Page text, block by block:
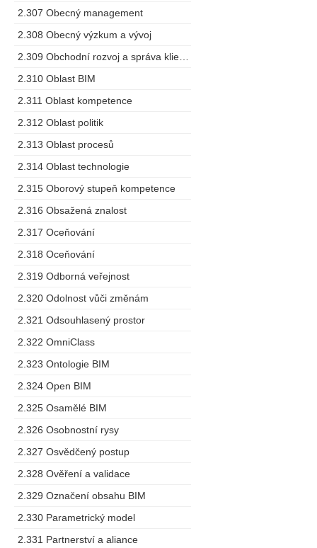
2.307 Obecný management
2.308 Obecný výzkum a vývoj
2.310 Oblast BIM
2.311 Oblast kompetence
2.312 Oblast politik
2.313 Oblast procesů
2.314 Oblast technologie
2.315 Oborový stupeň kompetence
2.316 Obsažená znalost
2.317 Oceňování
2.318 Oceňování
2.319 Odborná veřejnost
2.320 Odolnost vůči změnám
2.321 Odsouhlasený prostor
2.322 OmniClass
2.323 Ontologie BIM
2.324 Open BIM
2.325 Osamělé BIM
2.326 Osobnostní rysy
2.327 Osvědčený postup
2.328 Ověření a validace
2.329 Označení obsahu BIM
2.330 Parametrický model
2.331 Partnerství a aliance